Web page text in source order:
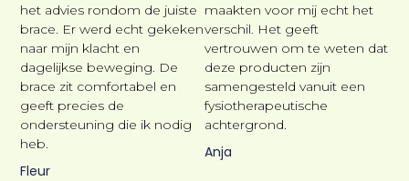
het advies rondom de juiste
brace. Er werd echt gekeken
naar mijn klacht en
dagelijkse beweging. De
brace zit comfortabel en
geeft precies de
ondersteuning die ik nodig
heb.
Fleur
maakten voor mij echt het
verschil. Het geeft
vertrouwen om te weten dat
deze producten zijn
samengesteld vanuit een
fysiotherapeutische
achtergrond.
Anja